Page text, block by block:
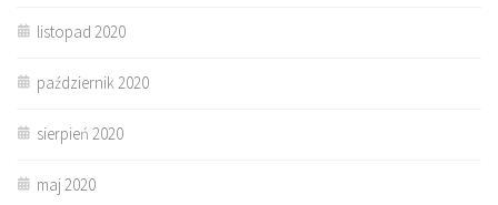
listopad 2020
październik 2020
sierpień 2020
maj 2020